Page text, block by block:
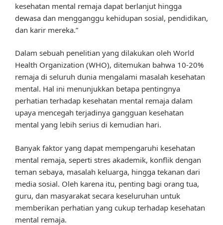
kesehatan mental remaja dapat berlanjut hingga
dewasa dan mengganggu kehidupan sosial, pendidikan,
dan karir mereka.”
Dalam sebuah penelitian yang dilakukan oleh World
Health Organization (WHO), ditemukan bahwa 10-20%
remaja di seluruh dunia mengalami masalah kesehatan
mental. Hal ini menunjukkan betapa pentingnya
perhatian terhadap kesehatan mental remaja dalam
upaya mencegah terjadinya gangguan kesehatan
mental yang lebih serius di kemudian hari.
Banyak faktor yang dapat mempengaruhi kesehatan
mental remaja, seperti stres akademik, konflik dengan
teman sebaya, masalah keluarga, hingga tekanan dari
media sosial. Oleh karena itu, penting bagi orang tua,
guru, dan masyarakat secara keseluruhan untuk
memberikan perhatian yang cukup terhadap kesehatan
mental remaja.